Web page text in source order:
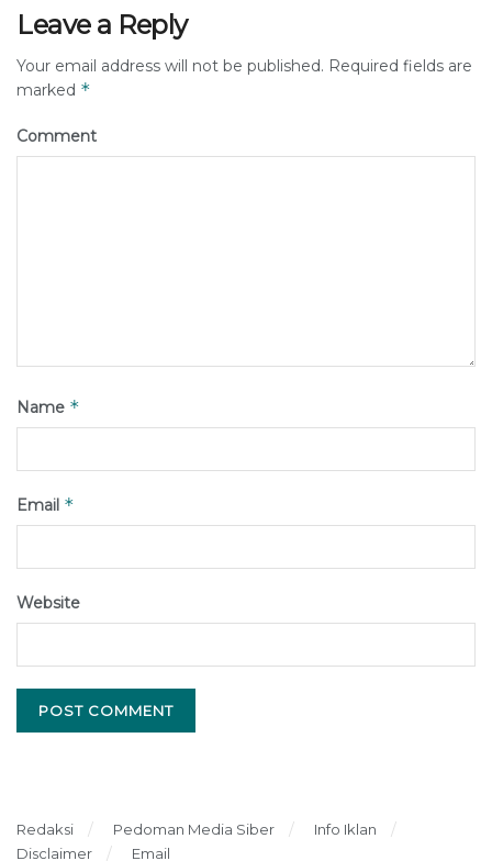
Leave a Reply
Your email address will not be published. Required fields are
marked *
Comment
Name *
Email *
Website
Redaksi Pedoman Media Siber
Info Iklan
Disclaimer
Email